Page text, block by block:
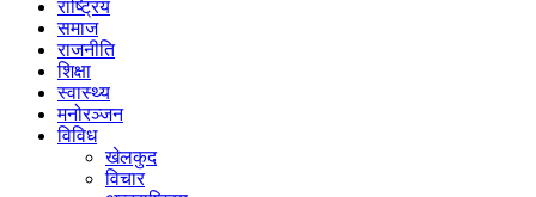
राष्ट्रिय
समाज
राजनीति
शिक्षा
स्वास्थ्य
मनोरञ्जन
विविध
खेलकुद
विचार